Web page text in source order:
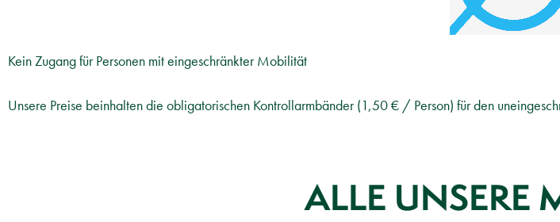
Kein Zugang für Personen mit eingeschränkter Mobilität
Unsere Preise beinhalten die obligatorischen Kontrollarmbänder (1,50 € / Person) für den
ALLE UNSERE